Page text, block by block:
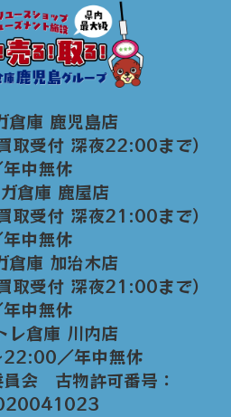
倉庫 鹿児島店
受付 深夜22:00まで）
中無休
倉庫 鹿屋店
受付 深夜21:00まで）
中無休
倉庫 加治木店
受付 深夜21:00まで）
中無休
レ倉庫 川内店
／年中無休
会 古物許可番号：